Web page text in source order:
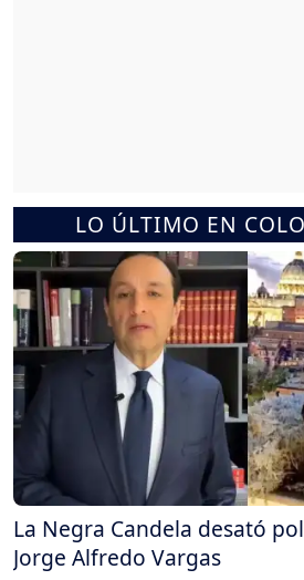
LO ÚLTIMO EN
La Negra Candela desató
Jorge Alfredo Vargas